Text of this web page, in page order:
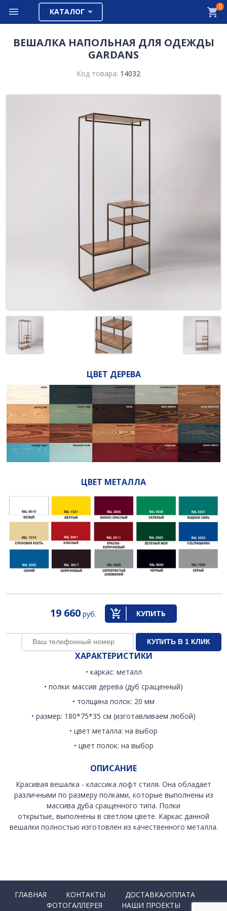
КАТАЛОГ
0
ВЕШАЛКА НАПОЛЬНАЯ ДЛЯ ОДЕЖДЫ
GARDANS
Код товара: 14032
ЦВЕТ ДЕРЕВА
ЦВЕТ МЕТАЛЛА
19 660 руб. КУПИТЬ
ХАРАКТЕРИСТИКИ
• каркас: металл
• полки: массив дерева (дуб сращенный)
• толщина полок: 20 мм
• размер: 180*75*35 см (изготавливаем любой)
• цвет металла: на выбор
• цвет полок: на выбор
ОПИСАНИЕ
Красивая вешалка - классика лофт стиля. Она обладает
различными по размеру полками, которые выполнены из
массива дуба сращенного типа. Полки
открытые, выполнены в светлом цвете. Каркас данной
вешалки полностью изготовлен из качественного металла.
ГЛАВНАЯ КОНТАКТЫ
ДОСТАВКА/ОПЛАТА
ФОТОГАЛЛЕРЕЯ
НАШИ ПРОЕКТЫ